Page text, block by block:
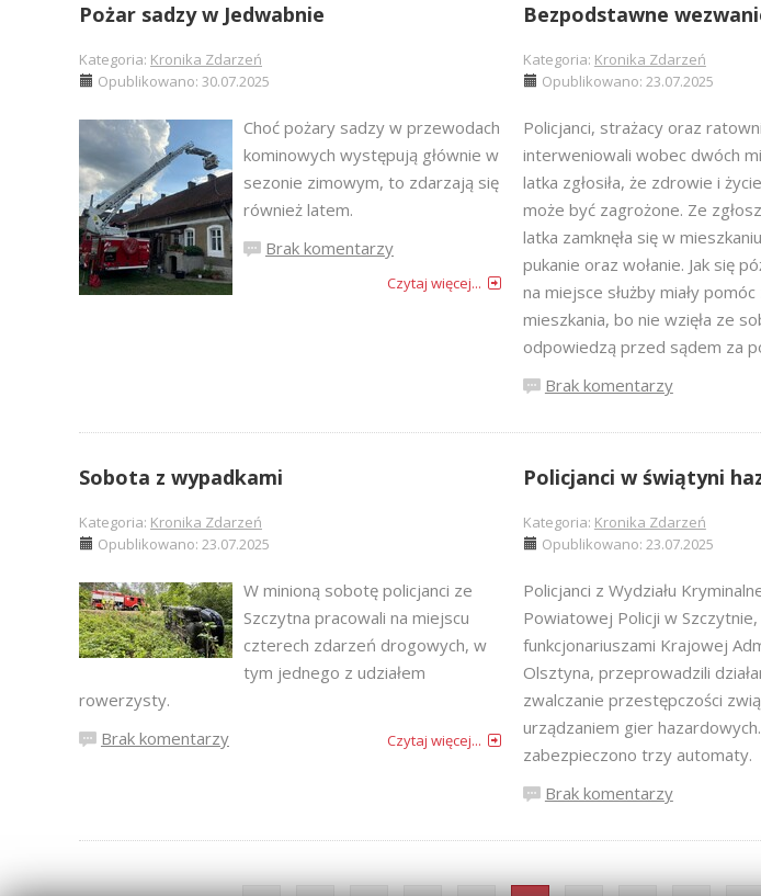
Pożar sadzy w Jedwabnie
Kategoria: Kronika Zdarzeń
Opublikowano: 30.07.2025
Choć pożary sadzy w przewodach
kominowych występują głównie w
sezonie zimowym, to zdarzają się
również latem.
Brak komentarzy
Czytaj więcej...
Bezpodstawne
Kategoria: Kronika Zdarzeń
Opublikowano: 23.07.2025
Policjanci, strażacy oraz
interweniowali wobec dwóch
latka zgłosiła, że zdrowie i
może być zagrożone. Ze
latka zamknęła się w
pukanie oraz wołanie. Jak się
na miejsce służby miały
mieszkania, bo nie wzięła ze
odpowiedzą przed sądem za
Brak komentarzy
Sobota z wypadkami
Kategoria: Kronika Zdarzeń
Opublikowano: 23.07.2025
W minioną sobotę policjanci ze
Szczytna pracowali na miejscu
czterech zdarzeń drogowych, w
tym jednego z udziałem
rowerzysty.
Brak komentarzy
Czytaj więcej...
Policjanci w świątyni
Kategoria: Kronika Zdarzeń
Opublikowano: 23.07.2025
Policjanci z Wydziału
Powiatowej Policji w
funkcjonariuszami Krajowej
Olsztyna, przeprowadzili
zwalczanie przestępczości
urządzaniem gier
zabezpieczono trzy automaty.
Brak komentarzy